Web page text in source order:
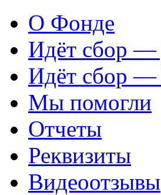
О Фонде
Идёт сбор
Идёт сбор
Мы помогли
Отчеты
Реквизиты
Видеоотзывы